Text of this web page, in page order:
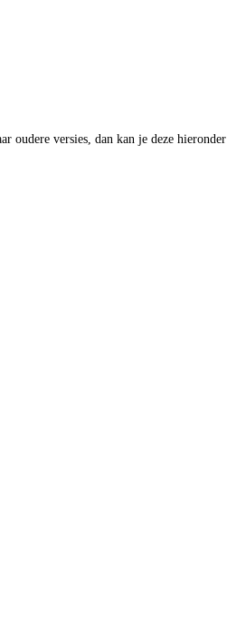
oudere versies, dan kan je deze hieronder